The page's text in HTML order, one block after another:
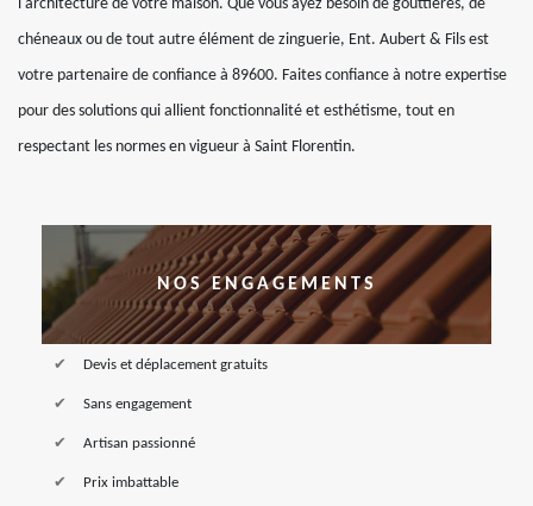
l'architecture de votre maison. Que vous ayez besoin de gouttières, de
chéneaux ou de tout autre élément de zinguerie, Ent. Aubert & Fils est
votre partenaire de confiance à 89600. Faites confiance à notre expertise
pour des solutions qui allient fonctionnalité et esthétisme, tout en
respectant les normes en vigueur à Saint Florentin.
NOS ENGAGEMENTS
Devis et déplacement gratuits
Sans engagement
Artisan passionné
Prix imbattable